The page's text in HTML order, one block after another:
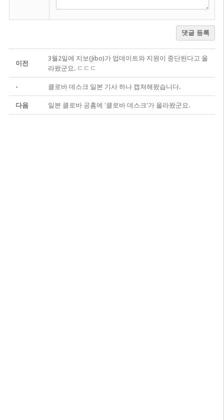
댓글 등록
이전
3월2일에 지보(Jibo)가 업데이트와 지원이 중단된다고 올
라왔군요. ㄷㄷㄷ
- 클로바 데스크 일본 기사 하나 캡쳐해왔습니다.
다음 일본 클로바 공홈에 '클로바 데스크'가 올라왔군요.